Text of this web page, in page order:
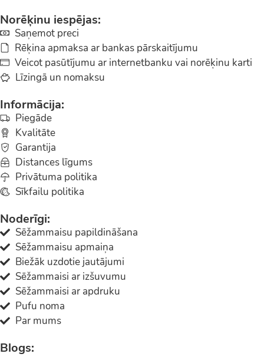
Norēķinu iespējas:
Saņemot preci
Rēķina apmaksa ar bankas pārskaitījumu
Veicot pasūtījumu ar internetbanku vai norēķinu karti
Līzingā un nomaksu
Informācija:
Piegāde
Kvalitāte
Garantija
Distances līgums
Privātuma politika
Sīkfailu politika
Noderīgi:
Sēžammaisu papildināšana
Sēžammaisu apmaiņa
Biežāk uzdotie jautājumi
Sēžammaisi ar izšuvumu
Sēžammaisi ar apdruku
Pufu noma
Par mums
Blogs: